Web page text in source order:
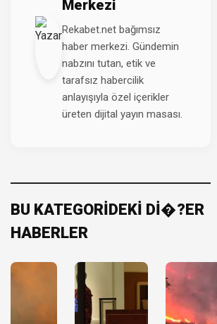
Merkezi
Rekabet.net bağımsız
haber merkezi. Gündemin
nabzını tutan, etik ve
tarafsız habercilik
anlayışıyla özel içerikler
üreten dijital yayın masası.
BU KATEGORİDEKİ Dİ�?ER
HABERLER